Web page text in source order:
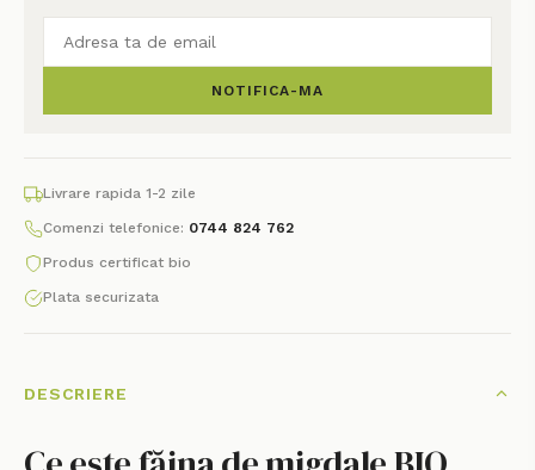
NOTIFICA-MA
Livrare rapida 1-2 zile
Comenzi telefonice: 0744 824 762
Produs certificat bio
Plata securizata
DESCRIERE